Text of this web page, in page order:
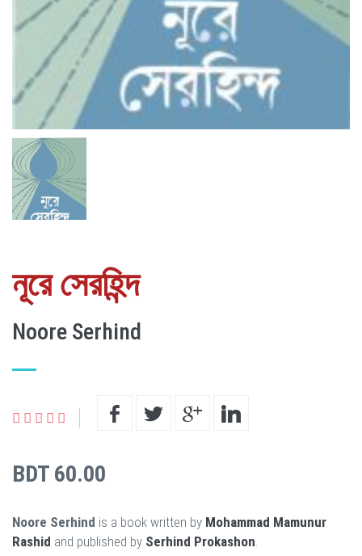
নূরে সেরহিন্দ
Noore Serhind
BDT 60.00
Noore Serhind is a book written by Mohammad Mamunur
Rashid and published by Serhind Prokashon